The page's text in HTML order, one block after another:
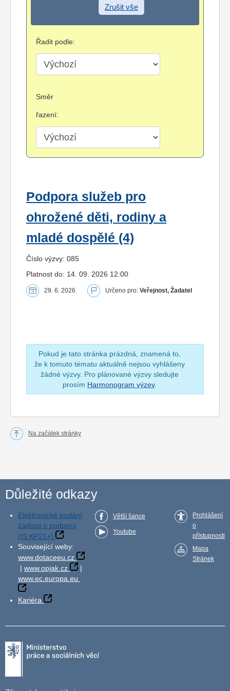
Zrušit vše
Řadit podle:
Směr
řazení:
Podpora služeb pro
ohrožené děti, rodiny a
mladé dospělé (4)
Číslo výzvy: 085
Platnost do: 14. 09. 2026 12:00
29. 6. 2026 Určeno pro: Veřejnost, Žadatel
Pokud je tato stránka prázdná, znamená to,
že k tomuto tématu aktuálně nejsou vyhlášeny
žádné výzvy. Pro plánované výzvy sledujte
prosím Harmonogram výzev.
Na začátek stránky
Důležité odkazy
Elektronické podání
žádosti o podporu
(IS KP21+)
Související weby:
www.dotaceeu.cz
| www.opjak.cz
|
www.ec.europa.eu
Kariéra
Větší šance
Youtube
Prohlášení
o
přístupnosti
Mapa
Stránek